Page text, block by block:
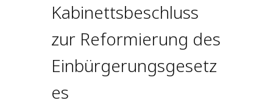
Kabinettsbeschluss
zur Reformierung des
Einbürgerungsgesetz
es